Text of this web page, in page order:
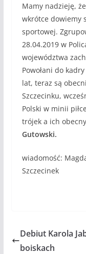
Mamy nadzieję,
wkrótce dowiemy
sportowej.
28.04.2019 w
województwa
Powołani do
lat, teraz są
Szczecinku,
Polski w minii
trójek a ich
Gutowski.
wiadomość:
Szczecinek
Debiut Karola
boiskach